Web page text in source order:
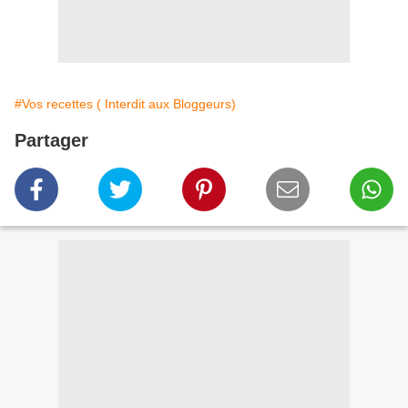
#Vos recettes ( Interdit aux Bloggeurs)
Partager